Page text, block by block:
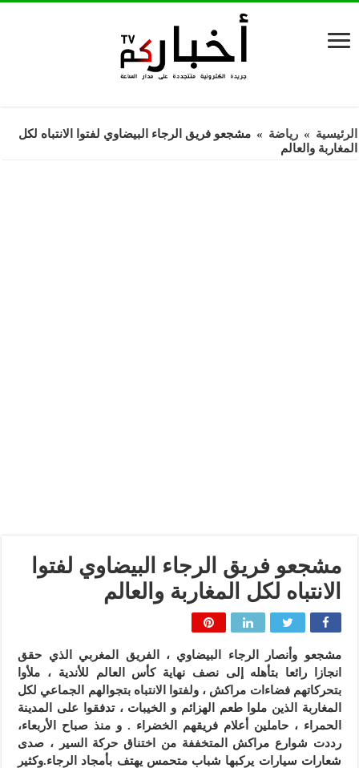
الرئيسية » رياضة » مشجعو فريق الرجاء البيضاوي لفتوا الانتباه لكل
المغاربة والعالم
مشجعو فريق الرجاء البيضاوي لفتوا
الانتباه لكل المغاربة والعالم
مشجعو وأنصار الرجاء البيضاوي ، الفريق المغربي الذي حقق
انجازا رائعا بتأهله إلى نصف نهاية كأس العالم للأندية ، ملأوا
بتحركاتهم فضاءات مراكش ، ولفتوا الانتباه بتجوالهم الجماعي لكل
المغاربة الذين ملوا طعم الهزائم و الخيبات ، تدفقوا على المدينة
الحمراء ، حاملين أعلام فريقهم الخضراء . و منذ صباح الأربعاء،
رددت شوارع مراكش المتخففة من اختناق حركة السير ، صدى
شعارات سيارات يركبها شباب متحمس يهتف بأمجاد الرجاء.وكثير